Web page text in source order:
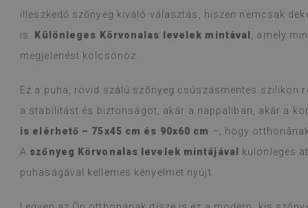
illeszkedő szőnyeg kiváló választás, hiszen nemcsak
is. Különleges Körvonalas levelek mintával
, amely
megjelenést kölcsönöz.
Ez a puha, rövid szálú szőnyeg csúszásmentes szilikon
a stabilitást és biztonságot, akár a nappaliban, akár a
is elérhető – 75x45 cm és 90x60 cm –, hogy
A szőnyeg Körvonalas levelek mintájával különleges
puhaságával kellemes kényelmet nyújt.
becsomagolt
lehúzás és a
őket, és még a
ellenére sem
ha
1 éve